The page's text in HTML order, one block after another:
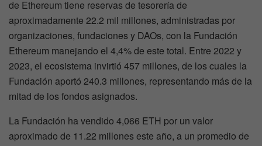
de Ethereum tiene reservas de tesorería de
aproximadamente 22.2 mil millones, administradas por
organizaciones, fundaciones y DAOs, con la Fundación
Ethereum manejando el 4,4% de este total. Entre 2022 y
2023, el ecosistema invirtió 457 millones, de los cuales la
Fundación aportó 240.3 millones, representando más de la
mitad de los fondos asignados.
La Fundación ha vendido 4,066 ETH por un valor
aproximado de 11.22 millones este año, a un promedio de